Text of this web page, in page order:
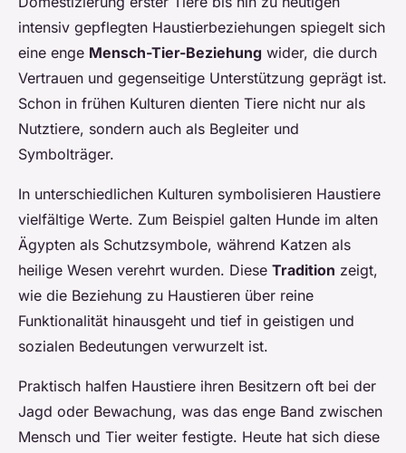
intensiv gepflegten Haustierbeziehungen spiegelt sich
eine enge Mensch-Tier-Beziehung wider, die durch
Vertrauen und gegenseitige Unterstützung geprägt ist.
Schon in frühen Kulturen dienten Tiere nicht nur als
Nutztiere, sondern auch als Begleiter und
Symbolträger.
In unterschiedlichen Kulturen symbolisieren Haustiere
vielfältige Werte. Zum Beispiel galten Hunde im alten
Ägypten als Schutzsymbole, während Katzen als
heilige Wesen verehrt wurden. Diese Tradition zeigt,
wie die Beziehung zu Haustieren über reine
Funktionalität hinausgeht und tief in geistigen und
sozialen Bedeutungen verwurzelt ist.
Praktisch halfen Haustiere ihren Besitzern oft bei der
Jagd oder Bewachung, was das enge Band zwischen
Mensch und Tier weiter festigte. Heute hat sich diese